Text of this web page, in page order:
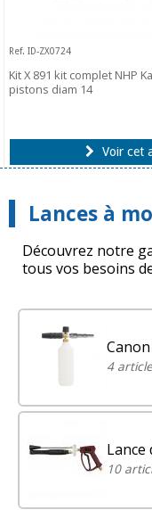
Ref. ID-ZX0724
Kit X 891 kit complet NHP
pistons diam 14
Voir cet
Lances à
Découvrez notre
tous vos besoins
4
Lance
10